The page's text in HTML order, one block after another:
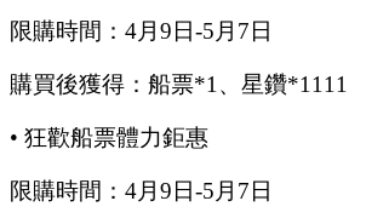
限購時間： 4月 9 日-5月 7 日
購買後獲得：船票*1、星鑽*1111
• 狂歡船票體力鉅惠
限購時間： 4月 9 日-5月 7 日